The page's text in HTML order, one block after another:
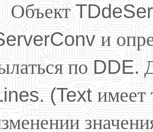
Объект
и
поDDE.
(Textимеет